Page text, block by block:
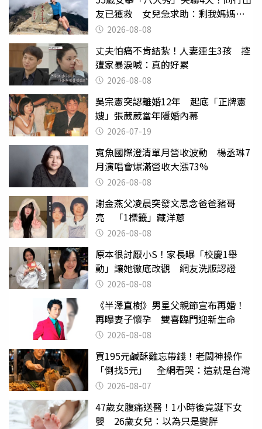
友已獲救 女兒急求助：剩我媽媽還
沒找到
2026-08-08
丈夫怕痛不肯結紮！人妻連生3孩 控
遭家暴淚喊：真的好累
2026-08-08
吳宗憲突認離婚12年 起底「正牌憲
嫂」張葳葳當年隱婚內幕
2026-07-19
寬魚國際澄清單月營收波動 楊丞琳7
月演唱會爆滿營收大漲73%
2026-08-08
謝金燕父凌晨突發文思念爸爸豬哥
亮 「1標籤」藏洋蔥
2026-08-08
原本很討厭小S！家長曝「校慶1舉
動」讓她徹底改觀 網友洗版認證
2026-08-08
《半澤直樹》男星父親節宣布再婚！
再曝妻子懷孕 雙喜臨門迎新生命
2026-08-08
買195元鹹酥雞忘帶錢！老闆神操作
「倒找5元」 全網看哭：這就是台灣
2026-08-07
47歲女腹痛送醫！1小時後竟誕下女
嬰 26歲女兒：以為只是變胖